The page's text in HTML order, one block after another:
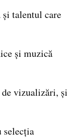
și talentul care
și muzică
de vizualizări, și
selecția